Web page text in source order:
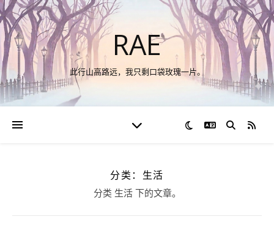
RAE
此行山高路远，我只剩口袋玫瑰一片。
切换语言RSS
分类：生活
分类 生活 下的文章。